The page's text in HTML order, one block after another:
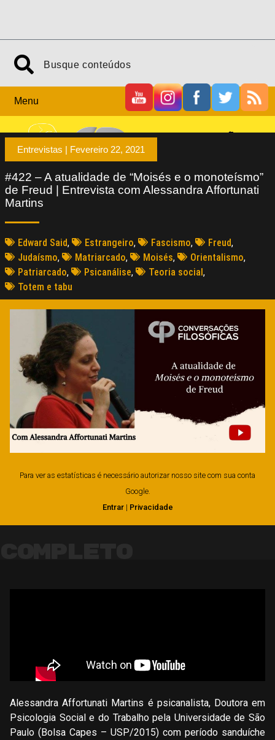
Menu
Entrevistas | Fevereiro 22, 2021
#422 – A atualidade de “Moisés e o monoteísmo”
de Freud | Entrevista com Alessandra Affortunati
Martins
Edward Said, Estrangeiro, Fascismo, Freud,
Judaísmo, Matriarcado, Moisés, Orientalismo,
Patriarcado, Psicanálise, Teoria social,
Totem e tabu
Para ver as estatísticas é necessário autorizar nosso site com sua conta
Google.
Entrar| Privacidade
Alessandra Affortunati Martins é psicanalista, Doutora em
Psicologia Social e do Trabalho pela Universidade de São
Paulo (Bolsa Capes – USP/2015) com período sanduíche